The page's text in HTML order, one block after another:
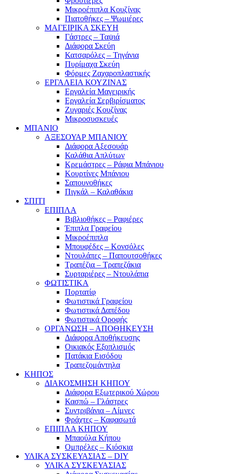
Μικροέπιπλα Κουζίνας
Πιατοθήκες – Ψωμιέρες
ΜΑΓΕΙΡΙΚΑ ΣΚΕΥΗ
Γάστρες – Ταψιά
Διάφορα Σκεύη
Κατσαρόλες – Τηγάνια
Πυρίμαχα Σκεύη
Φόρμες Ζαχαροπλαστικής
ΕΡΓΑΛΕΙΑ ΚΟΥΖΙΝΑΣ
Εργαλεία Μαγειρικής
Εργαλεία Σερβιρίσματος
Ζυγαριές Κουζίνας
Μικροσυσκευές
ΜΠΑΝΙΟ
ΑΞΕΣΟΥΑΡ ΜΠΑΝΙΟΥ
Διάφορα Αξεσουάρ
Καλάθια Απλύτων
Κρεμάστρες – Ράφια Μπάνιου
Κουρτίνες Μπάνιου
Σαπουνοθήκες
Πιγκάλ – Καλαθάκια
ΣΠΙΤΙ
ΕΠΙΠΛΑ
Βιβλιοθήκες – Ραφιέρες
Έπιπλα Γραφείου
Μικροέπιπλα
Μπουφέδες – Κονσόλες
Ντουλάπες – Παπουτσοθήκες
Τραπέζια – Τραπεζάκια
Συρταριέρες – Ντουλάπια
ΦΩΤΙΣΤΙΚΑ
Πορτατίφ
Φωτιστικά Γραφείου
Φωτιστικά Δαπέδου
Φωτιστικά Οροφής
ΟΡΓΑΝΩΣΗ – ΑΠΟΘΗΚΕΥΣΗ
Διάφορα Αποθήκευσης
Οικιακός Εξοπλισμός
Πατάκια Εισόδου
Τραπεζομάντηλα
ΚΗΠΟΣ
ΔΙΑΚΟΣΜΗΣΗ ΚΗΠΟΥ
Διάφορα Εξωτερικού Χώρου
Κασπώ – Γλάστρες
Συντριβάνια – Λίμνες
Φράχτες – Καφασωτά
ΕΠΙΠΛΑ ΚΗΠΟΥ
Μπαούλα Κήπου
Ομπρέλες – Κιόσκια
ΥΛΙΚΑ ΣΥΣΚΕΥΑΣΙΑΣ – DIY
ΥΛΙΚΑ ΣΥΣΚΕΥΑΣΙΑΣ